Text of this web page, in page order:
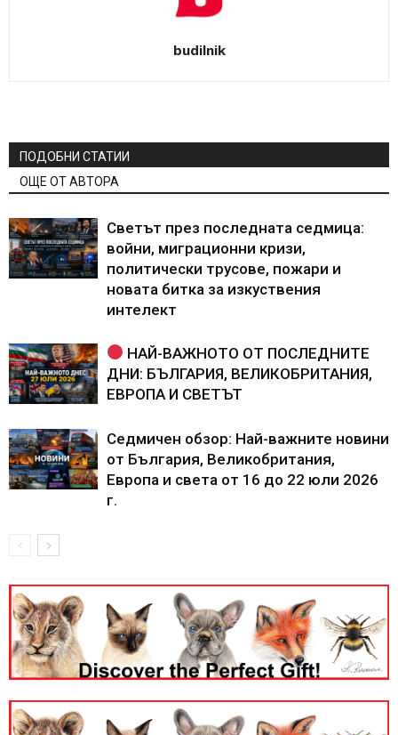
budilnik
ПОДОБНИ СТАТИИ
ОЩЕ ОТ АВТОРА
Светът през последната седмица:
войни, миграционни кризи,
политически трусове, пожари и
новата битка за изкуствения
интелект
НАЙ-ВАЖНОТО ОТ ПОСЛЕДНИТЕ
ДНИ: БЪЛГАРИЯ, ВЕЛИКОБРИТАНИЯ,
ЕВРОПА И СВЕТЪТ
Седмичен обзор: Най-важните новини
от България, Великобритания,
Европа и света от 16 до 22 юли 2026
г.